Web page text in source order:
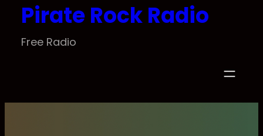
Pirate Rock Radio
Free Radio